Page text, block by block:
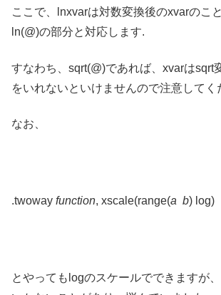
ここで、lnxvarは対数変換後のxvarの
ln(@)の部分と対応します.
すなわち、sqrt(@)であれば、xvarはsqrt
をいれないといけませんので注意してく
なお、
.twoway function, xscale(range(a b) log)
とやってもlogのスケールでできますが